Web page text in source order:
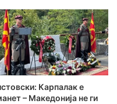
Карпалак е
– Македонија не ги